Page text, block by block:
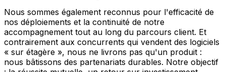
Nous sommes également reconnus pour l'efficacité de
nos déploiements et la continuité de notre
accompagnement tout au long du parcours client. Et
contrairement aux concurrents qui vendent des logiciels
« sur étagère », nous ne livrons pas qu'un produit :
nous bâtissons des partenariats durables. Notre objectif